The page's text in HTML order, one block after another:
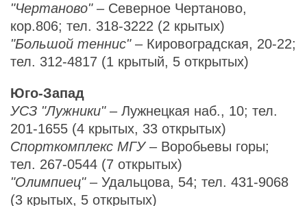
"Чертаново"– Северное Чертаново,
кор.806; тел. 318-3222 (2 крытых)
"Большой теннис"– Кировоградская, 20-22;
тел. 312-4817 (1 крытый, 5 открытых)
Юго-Запад
УСЗ "Лужники"– Лужнецкая наб., 10; тел.
201-1655 (4 крытых, 33 открытых)
Спорткомплекс МГУ– Воробьевы горы;
тел. 267-0544 (7 открытых)
"Олимпиец"– Удальцова, 54; тел. 431-9068
(3 крытых, 5 открытых)